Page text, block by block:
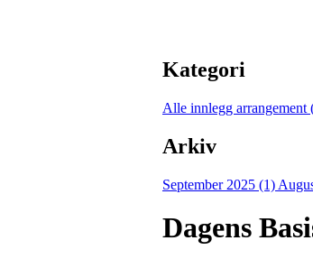
Kategori
Alle innlegg arrangement
Arkiv
September 2025 (1)
Dagens